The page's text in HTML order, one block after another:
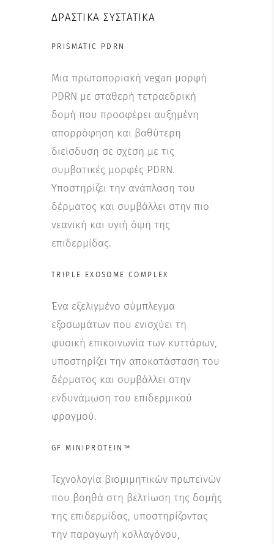
ΔΡΑΣΤΙΚΆ ΣΥΣΤΑΤΙΚΆ
PRISMATIC PDRN
Μια πρωτοποριακή vegan μορφή
PDRN με σταθερή τετραεδρική
δομή που προσφέρει αυξημένη
απορρόφηση και βαθύτερη
διείσδυση σε σχέση με τις
συμβατικές μορφές PDRN.
Υποστηρίζει την ανάπλαση του
δέρματος και συμβάλλει στην πιο
νεανική και υγιή όψη της
επιδερμίδας.
TRIPLE EXOSOME COMPLEX
Ένα εξελιγμένο σύμπλεγμα
εξοσωμάτων που ενισχύει τη
φυσική επικοινωνία των κυττάρων,
υποστηρίζει την αποκατάσταση του
δέρματος και συμβάλλει στην
ενδυνάμωση του επιδερμικού
φραγμού.
GF MINIPROTEIN™
Τεχνολογία βιομιμητικών πρωτεϊνών
που βοηθά στη βελτίωση της δομής
της επιδερμίδας, υποστηρίζοντας
την παραγωγή κολλαγόνου,